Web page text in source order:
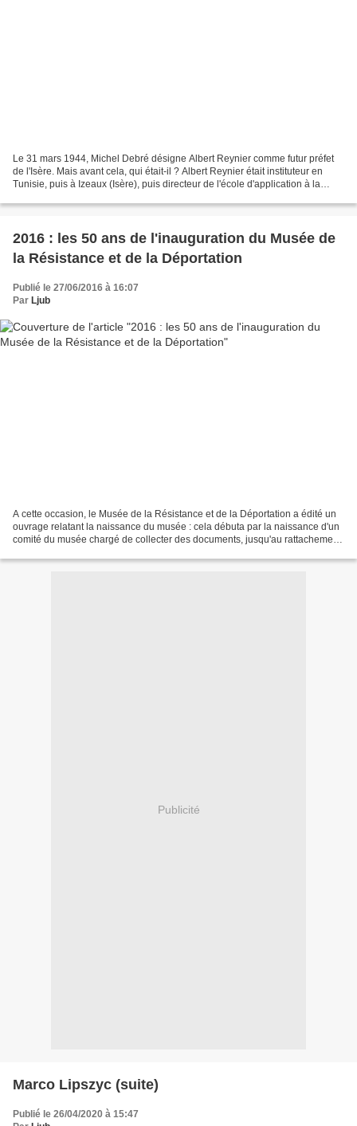
Le 31 mars 1944, Michel Debré désigne Albert Reynier comme futur préfet
de l'Isère. Mais avant cela, qui était-il ? Albert Reynier était instituteur en
Tunisie, puis à Izeaux (Isère), puis directeur de l'école d'application à la
2016 : les 50 ans de l'inauguration du Musée de
la Résistance et de la Déportation
Publié le 27/06/2016 à 16:07
Par Ljub
A cette occasion, le Musée de la Résistance et de la Déportation a édité un
ouvrage relatant la naissance du musée : cela débuta par la naissance d'un
comité du musée chargé de collecter des documents, jusqu'au rattachement
Publicité
Marco Lipszyc (suite)
Publié le 26/04/2020 à 15:47